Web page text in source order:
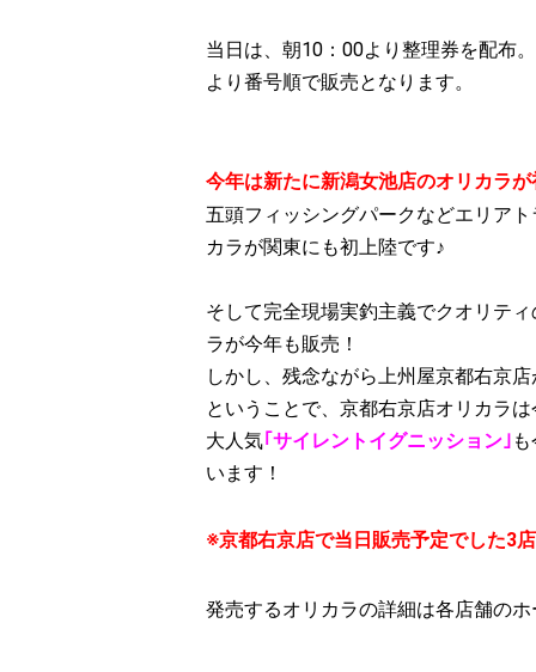
当日は、朝10：00より整理券を配布
より番号順で販売となります。
今年は新たに新潟女池店のオリカラ
五頭フィッシングパークなどエリア
カラが関東にも初上陸です♪
そして完全現場実釣主義でクオリテ
ラが今年も販売！
しかし、残念ながら上州屋京都右京
ということで、京都右京店オリカラ
大人気｢サイレントイグニッション｣
います！
※京都右京店で当日販売予定でした3
発売するオリカラの詳細は各店舗の